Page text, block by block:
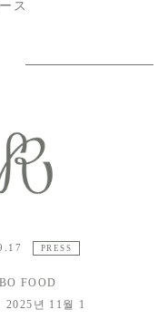
ス
PRESS
FOOD
2025년 11월 1